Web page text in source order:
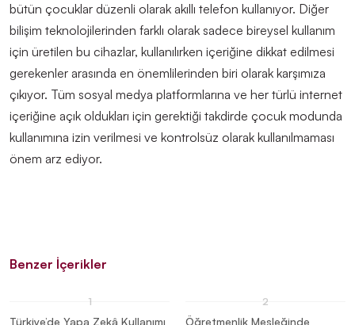
bütün çocuklar düzenli olarak akıllı telefon kullanıyor. Diğer
bilişim teknolojilerinden farklı olarak sadece bireysel kullanım
için üretilen bu cihazlar, kullanılırken içeriğine dikkat edilmesi
gerekenler arasında en önemlilerinden biri olarak karşımıza
çıkıyor. Tüm sosyal medya platformlarına ve her türlü internet
içeriğine açık oldukları için gerektiği takdirde çocuk modunda
kullanımına izin verilmesi ve kontrolsüz olarak kullanılmaması
önem arz ediyor.
Benzer İçerikler
Türkiye’de Yapa Zekâ Kullanımı
Öğretmenlik Mesleğinde